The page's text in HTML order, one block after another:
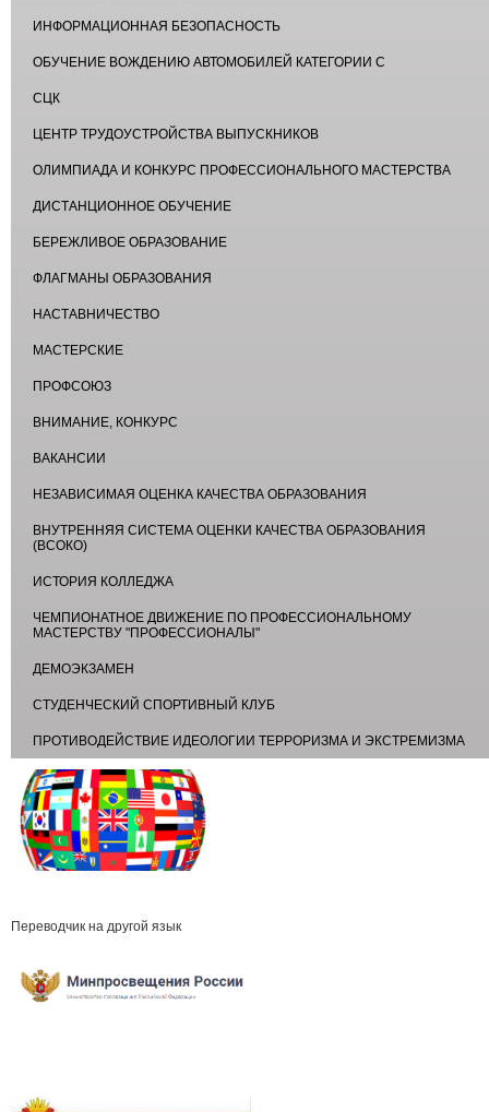
ИНФОРМАЦИОННАЯ БЕЗОПАСНОСТЬ
ОБУЧЕНИЕ ВОЖДЕНИЮ АВТОМОБИЛЕЙ КАТЕГОРИИ С
СЦК
ЦЕНТР ТРУДОУСТРОЙСТВА ВЫПУСКНИКОВ
ОЛИМПИАДА И КОНКУРС ПРОФЕССИОНАЛЬНОГО МАСТЕРСТВА
ДИСТАНЦИОННОЕ ОБУЧЕНИЕ
БЕРЕЖЛИВОЕ ОБРАЗОВАНИЕ
ФЛАГМАНЫ ОБРАЗОВАНИЯ
НАСТАВНИЧЕСТВО
МАСТЕРСКИЕ
ПРОФСОЮЗ
ВНИМАНИЕ, КОНКУРС
ВАКАНСИИ
НЕЗАВИСИМАЯ ОЦЕНКА КАЧЕСТВА ОБРАЗОВАНИЯ
ВНУТРЕННЯЯ СИСТЕМА ОЦЕНКИ КАЧЕСТВА ОБРАЗОВАНИЯ
(ВСОКО)
ИСТОРИЯ КОЛЛЕДЖА
ЧЕМПИОНАТНОЕ ДВИЖЕНИЕ ПО ПРОФЕССИОНАЛЬНОМУ
МАСТЕРСТВУ "ПРОФЕССИОНАЛЫ"
ДЕМОЭКЗАМЕН
СТУДЕНЧЕСКИЙ СПОРТИВНЫЙ КЛУБ
ПРОТИВОДЕЙСТВИЕ ИДЕОЛОГИИ ТЕРРОРИЗМА И ЭКСТРЕМИЗМА
Переводчик на другой язык